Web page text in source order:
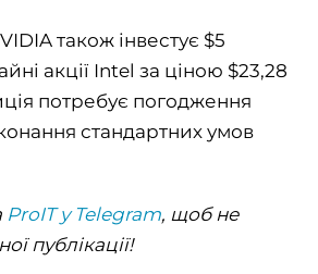
також інвестує $5
акції Intel за ціною $23,28
потребує погодження
стандартних умов
ProIT у Telegram, щоб не
публікації!